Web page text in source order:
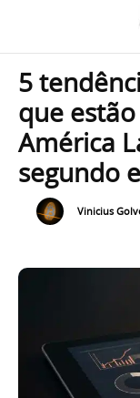
5
que
América
segundo
Vinicius